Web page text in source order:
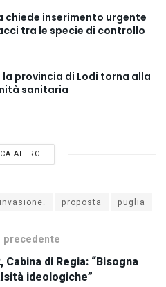
chiede inserimento urgente
tra le specie di controllo
la provincia di Lodi torna alla
sanitaria
ALTRO
invasione. proposta puglia
precedente
di Regia: “Bisogna
ideologiche”